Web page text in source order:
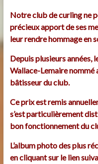
Notre club de curling ne
précieux apport de ses
leur rendre hommage en
Depuis plusieurs années,
Wallace-Lemaire nommé
bâtisseur du club.
Ce prix est remis
s’est particulièrement
bon fonctionnement du
L’album photo des plus
en cliquant sur le lien